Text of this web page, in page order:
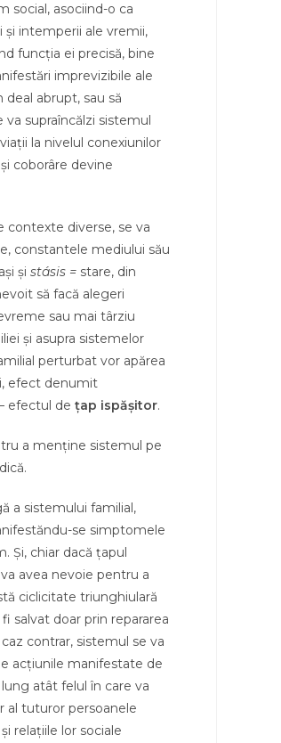
social, asociind-o ca
și intemperii ale vremii,
funcția ei precisă, bine
imprevizibile ale
abrupt, sau să
supraîncălzi sistemul
la nivelul conexiunilor
coborâre devine
contexte diverse, se va
constantele mediului său
și stásis = stare, din
să facă alegeri
sau mai târziu
și asupra sistemelor
perturbat vor apărea
efect denumit
efectul de țap ispășitor.
a menține sistemul pe
a sistemului familial,
se simptomele
Și, chiar dacă țapul
avea nevoie pentru a
ciclicitate triunghiulară
salvat doar prin repararea
contrar, sistemul se va
acțiunile manifestate de
atât felul în care va
al tuturor persoanele
relațiile lor sociale